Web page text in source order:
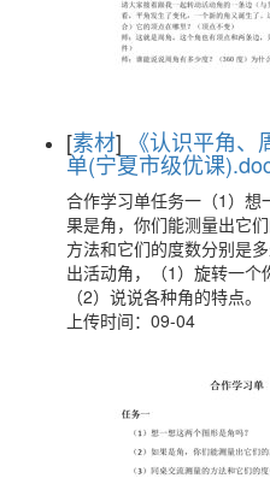
[素材] 《认识平角
单(宁夏市级优课
合作学习单任务一（1）想
果是角，你们能测量出它
方法和它们的度数分别是
出活动角，（1）旋转一个
（2）说说各种角的特点。
上传时间：09-04